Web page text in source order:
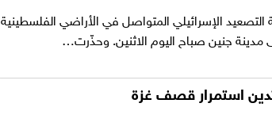
التصعيد الإسرائيلي المتواصل في الأراضي الفلسطينية
مدينة جنين صباح اليوم الاثنين. وحذّرت…
استمرار قصف غزة